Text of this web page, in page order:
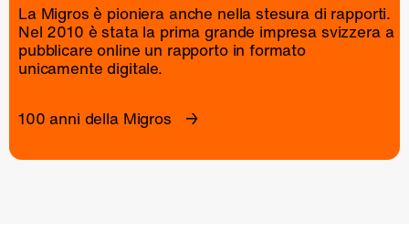
La Migros è pioniera anche nella stesura di rapporti.
Nel 2010 è stata la prima grande impresa svizzera a
pubblicare online un rapportoin formato
unicamente digitale.
100 anni della Migros